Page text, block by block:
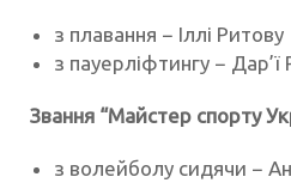
з плавання − Іллі Ритову
з пауерліфтингу − Дар’ї
Звання “Майстер спорту
з волейболу сидячи −